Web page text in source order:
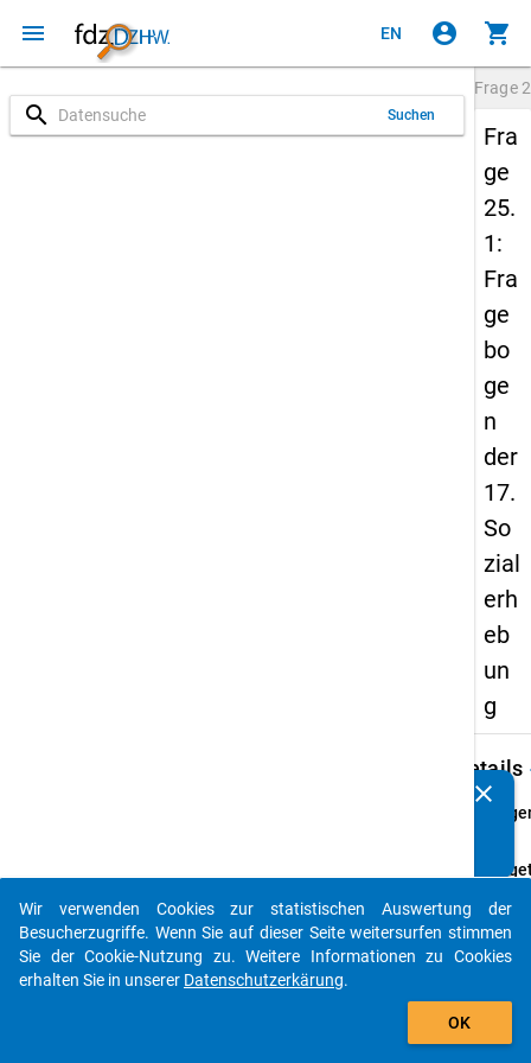
menu EN account_circle shopping_cart
search Suchen
Frage
Fra
ge
25.
1:
Fra
ge
bo
ge
n
der
17.
So
zial
erh
eb
un
g
Details
Zeit
2003
clear
auto_stories
add_shopping_cart
Wir verwenden Cookies zur statistischen Auswertung der
Besucherzugriffe. Wenn Sie auf dieser Seite weitersurfen stimmen
Sie der Cookie-Nutzung zu. Weitere Informationen zu Cookies
erhalten Sie in unserer Datenschutzerkärung.
OK